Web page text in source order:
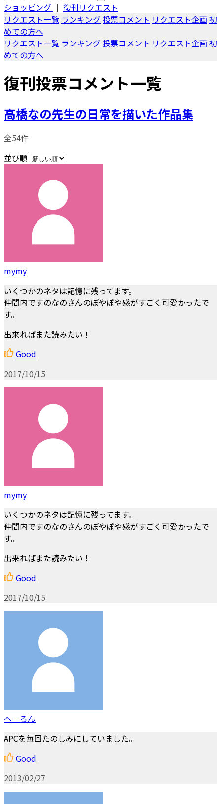
ショッピング ｜ 復刊リクエスト
リクエスト一覧 ランキング投票コメント リクエスト企画 初
めての方へ
リクエスト一覧 ランキング投票コメント リクエスト企画 初
めての方へ
復刊投票コメント一覧
高橋なの先生の日常を描いた作品集
全54件
並び順
mymy
いくつかのネタは記憶に残ってます。
仲間内ですのなのさんのぽやぽや感がすごく可愛かったで
す。
出来ればまた読みたい！
Good
2017/10/15
mymy
いくつかのネタは記憶に残ってます。
仲間内ですのなのさんのぽやぽや感がすごく可愛かったで
す。
出来ればまた読みたい！
Good
2017/10/15
へーろん
APCを毎回たのしみにしていました。
Good
2013/02/27